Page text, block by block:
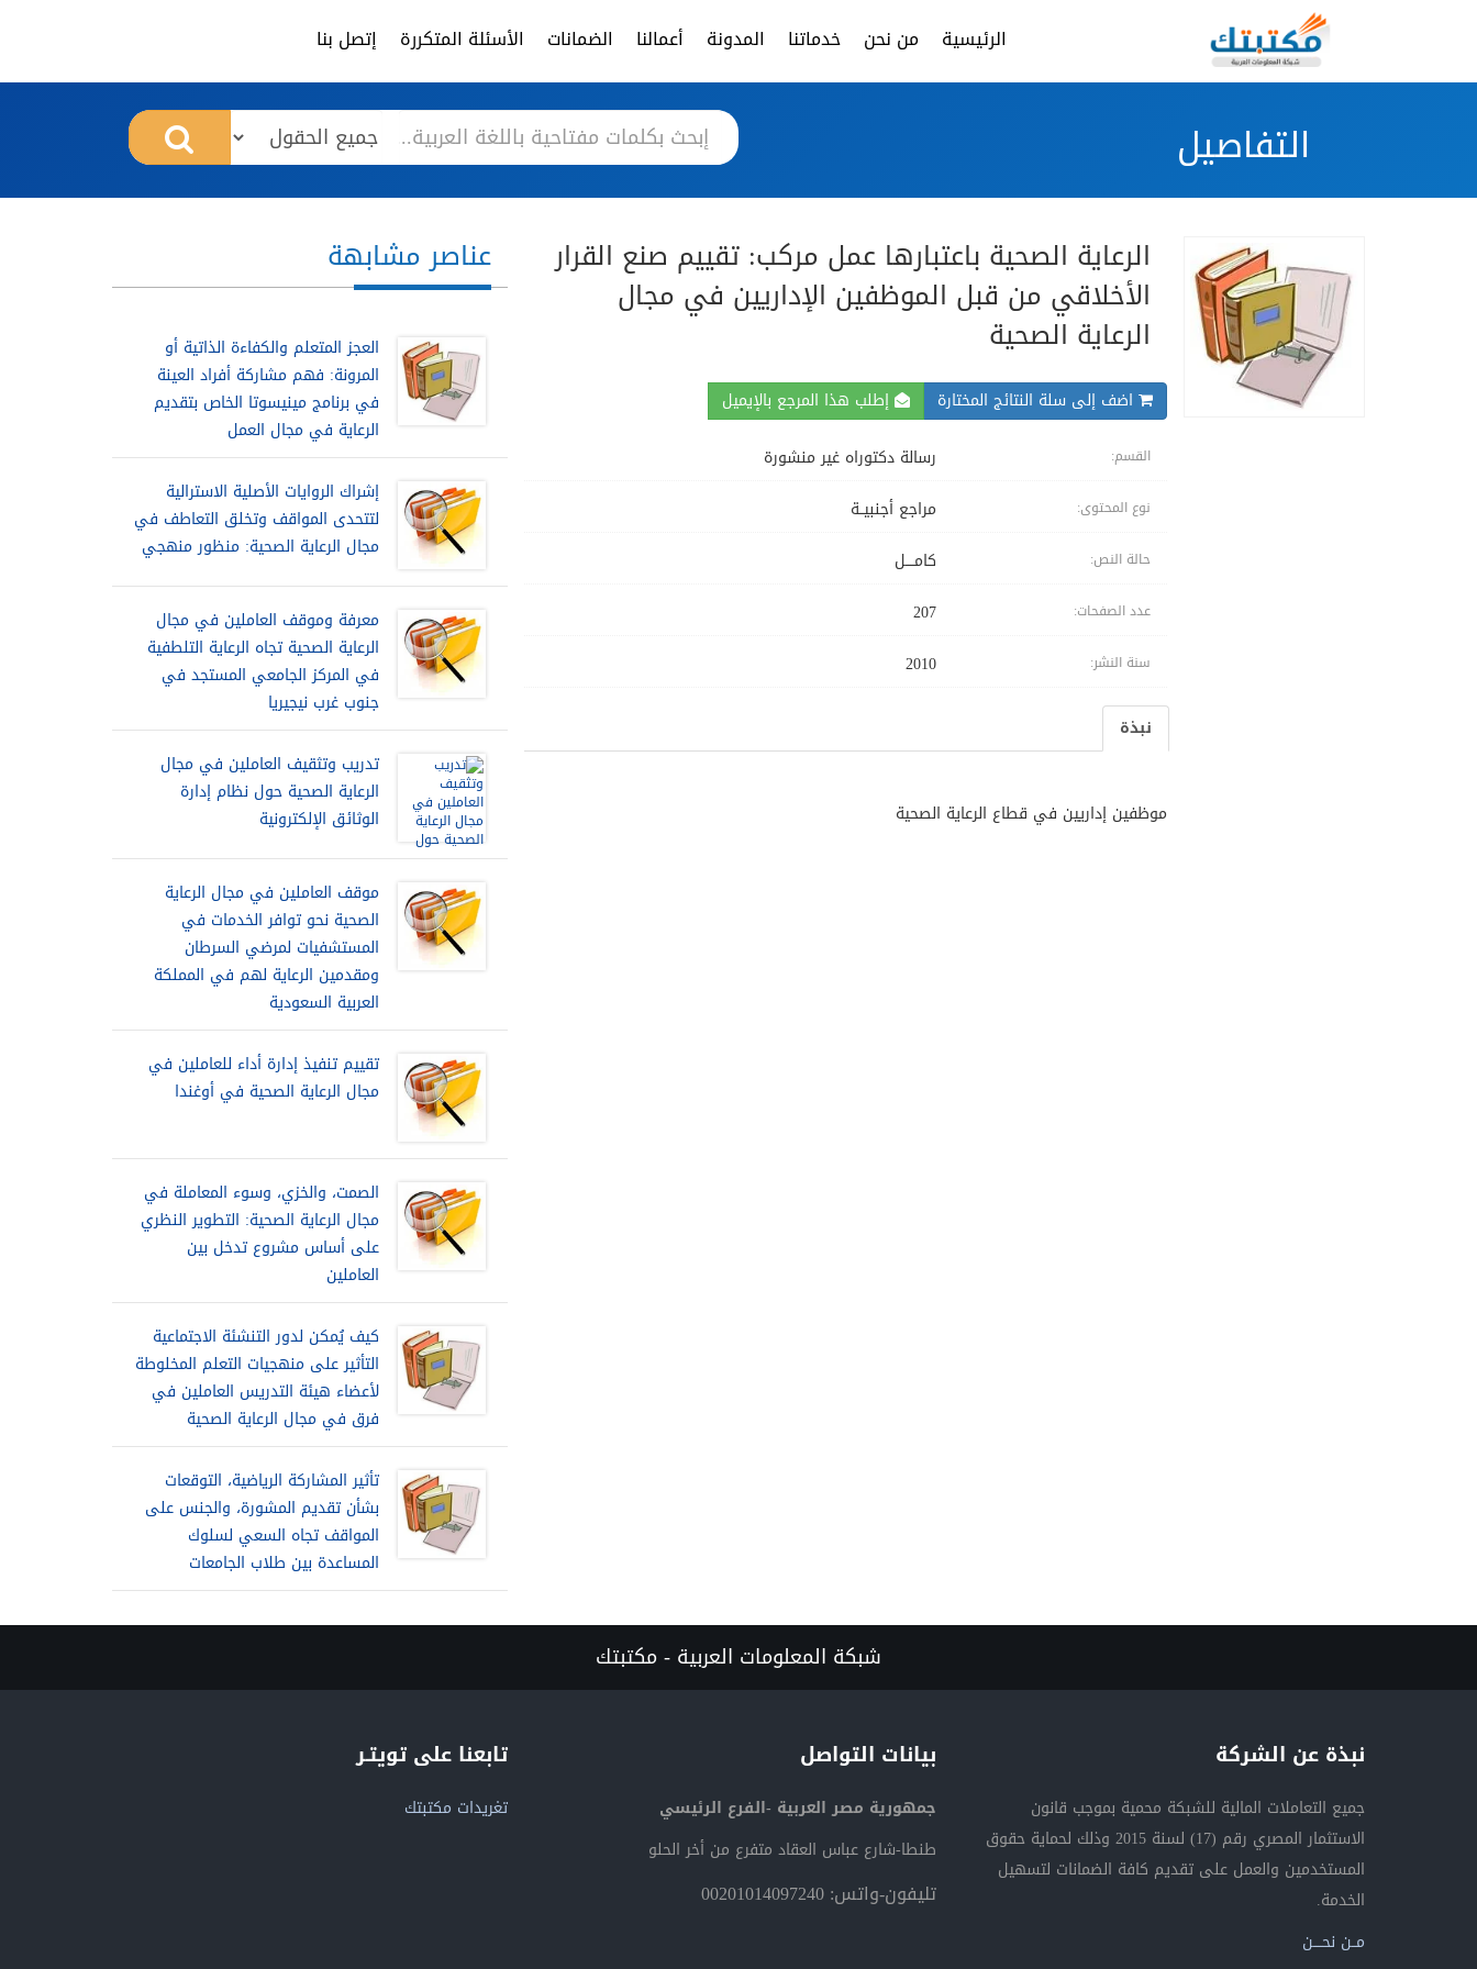
الرئيسية من نحن خدماتنا المدونة أعمالنا الضمانات الأسئلة المتكررة إتصل بنا
التفاصيل
الرعاية الصحية باعتبارها عمل مركب: تقييم صنع القرار
الأخلاقي من قبل الموظفين الإداريين في مجال
الرعاية الصحية
اضف إلى سلة النتائج المختارة إطلب هذا المرجع بالإيميل
القسم: رسالة دكتوراه غير منشورة
نوع المحتوى: مراجع أجنبيــة
حالة النص: كامــــل
عدد الصفحات: 207
سنة النشر: 2010
نبذة
موظفين إداريين في قطاع الرعاية الصحية
عناصر مشابهة
العجز المتعلم والكفاءة الذاتية أو
المرونة: فهم مشاركة أفراد العينة
في برنامج مينيسوتا الخاص بتقديم
الرعاية في مجال العمل
إشراك الروايات الأصلية الاسترالية
لتتحدى المواقف وتخلق التعاطف في
مجال الرعاية الصحية: منظور منهجي
معرفة وموقف العاملين في مجال
الرعاية الصحية تجاه الرعاية التلطفية
في المركز الجامعي المستجد في
جنوب غرب نيجيريا
تدريب وتثقيف العاملين في مجال
الرعاية الصحية حول نظام إدارة
الوثائق الإلكترونية
موقف العاملين في مجال الرعاية
الصحية نحو توافر الخدمات في
المستشفيات لمرضي السرطان
ومقدمين الرعاية لهم في المملكة
العربية السعودية
تقييم تنفيذ إدارة أداء للعاملين في
مجال الرعاية الصحية في أوغندا
الصمت، والخزي، وسوء المعاملة في
مجال الرعاية الصحية: التطوير النظري
على أساس مشروع تدخل بين
العاملين
كيف يُمكن لدور التنشئة الاجتماعية
التأثير على منهجيات التعلم المخلوطة
لأعضاء هيئة التدريس العاملين في
فرق في مجال الرعاية الصحية
تأثير المشاركة الرياضية، التوقعات
بشأن تقديم المشورة، والجنس على
المواقف تجاه السعي لسلوك
المساعدة بين طلاب الجامعات
شبكة المعلومات العربية - مكتبتك
نبذة عن الشركة
جميع التعاملات المالية للشبكة محمية بموجب قانون
الاستثمار المصري رقم (17) لسنة 2015 وذلك لحماية حقوق
المستخدمين والعمل على تقديم كافة الضمانات لتسهيل
الخدمة.
مــن نحــــن
بيانات التواصل
جمهورية مصر العربية -الفرع الرئيسي
طنطا-شارع عباس العقاد متفرع من أخر الحلو
تليفون-واتس: 00201014097240
تابعنا على تويتـر
تغريدات مكتبتك